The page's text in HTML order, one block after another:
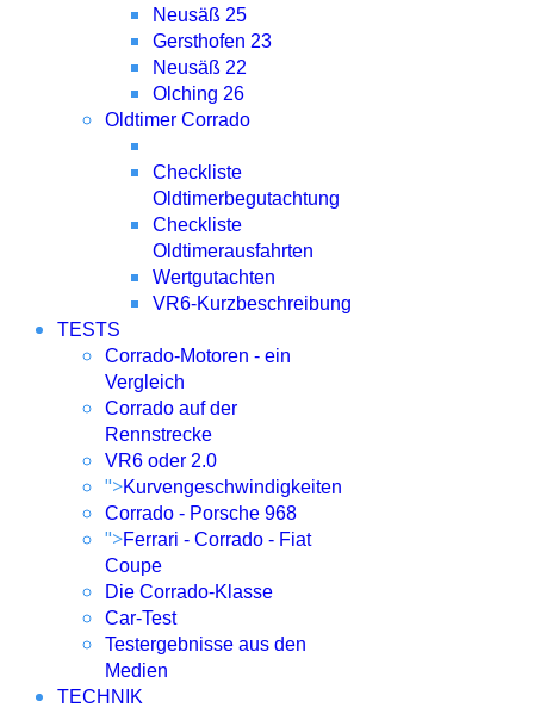
Neusäß 25
Gersthofen 23
Neusäß 22
Olching 26
Oldtimer Corrado
Checkliste
Oldtimerbegutachtung
Checkliste
Oldtimerausfahrten
Wertgutachten
VR6-Kurzbeschreibung
TESTS
Corrado-Motoren - ein
Vergleich
Corrado auf der
Rennstrecke
VR6 oder 2.0
">Kurvengeschwindigkeiten
Corrado - Porsche 968
">Ferrari - Corrado - Fiat
Coupe
Die Corrado-Klasse
Car-Test
Testergebnisse aus den
Medien
TECHNIK